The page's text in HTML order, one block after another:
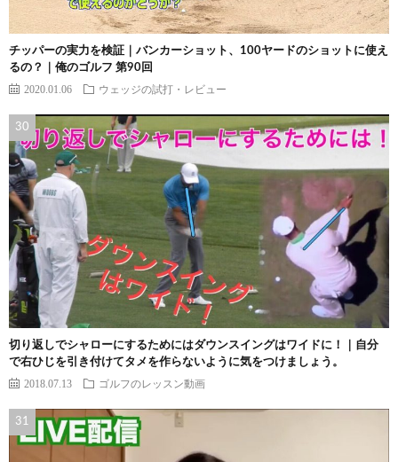
チッパーの実力を検証｜バンカーショット、100ヤードのショットに使え
るの？｜俺のゴルフ 第90回
2020.01.06 ウェッジの試打・レビュー
切り返しでシャローにするためにはダウンスイングはワイドに！｜自分
で右ひじを引き付けてタメを作らないように気をつけましょう。
2018.07.13 ゴルフのレッスン動画